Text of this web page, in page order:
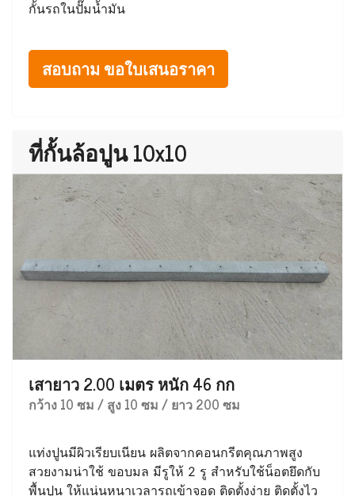
กั้นรถในปั๊มน้ำมัน
สอบถาม ขอใบเสนอราคา
ที่กั้นล้อปูน 10x10
เสายาว 2.00 เมตร หนัก 46 กก
กว้าง 10 ซม / สูง 10 ซม / ยาว 200 ซม
แท่งปูนมีผิวเรียบเนียน ผลิตจากคอนกรีตคุณภาพสูง
สวยงามน่าใช้ ขอบมล มีรูให้ 2 รู สำหรับใช้น็อตยึดกับ
พื้นปูน ให้แน่นหนาเวลารถเข้าจอด ติดตั้งง่าย ติดตั้งไว